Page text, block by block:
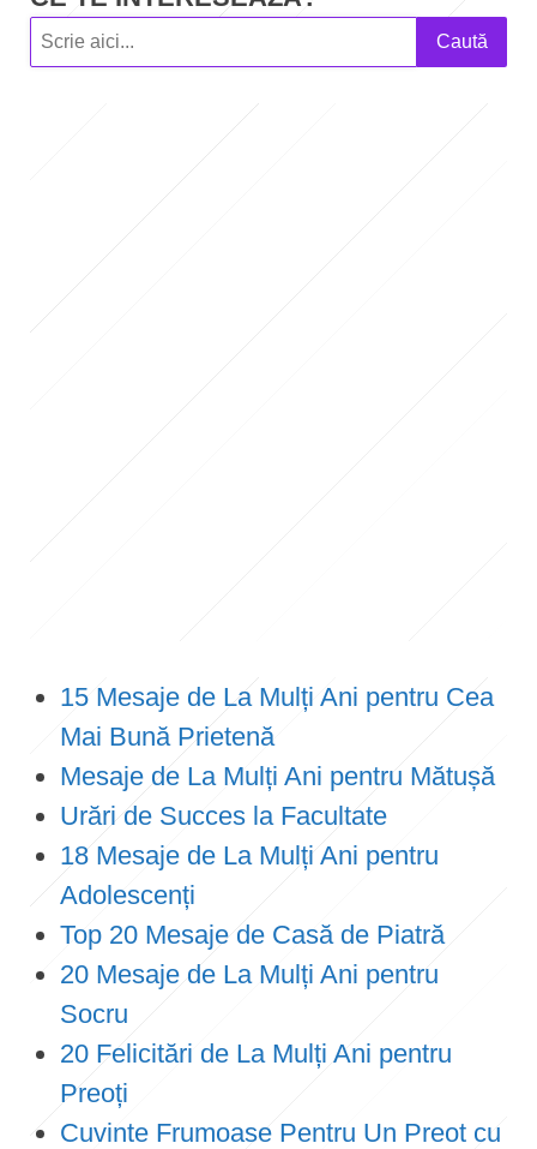
Caută
15 Mesaje de La Mulți Ani pentru Cea
Mai Bună Prietenă
Mesaje de La Mulți Ani pentru Mătușă
Urări de Succes la Facultate
18 Mesaje de La Mulți Ani pentru
Adolescenți
Top 20 Mesaje de Casă de Piatră
20 Mesaje de La Mulți Ani pentru
Socru
20 Felicitări de La Mulți Ani pentru
Preoți
Cuvinte Frumoase Pentru Un Preot cu